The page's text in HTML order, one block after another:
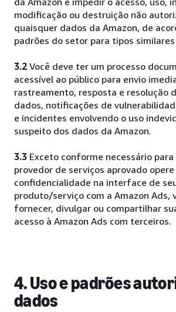
modificação ou destruição não
quaisquer dados da Amazon, de
padrões do setor para tipos
3.2 Você deve ter um processo
acessível ao público para envio
rastreamento, resposta e resolução
dados, notificações de
e incidentes envolvendo o uso
suspeito dos dados da Amazon.
3.3 Exceto conforme necessário
provedor de serviços aprovado opere
confidencialidade na interface de
produto/serviço com a Amazon Ads,
fornecer, divulgar ou compartilhar
acesso à Amazon Ads com terceiros.
4. Uso e padrões
dados